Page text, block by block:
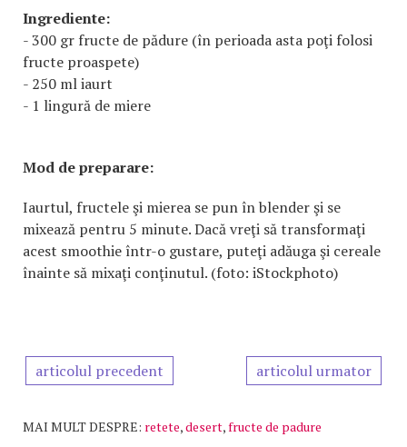
Ingrediente:
- 300 gr fructe de pădure (în perioada asta poţi folosi
fructe proaspete)
- 250 ml iaurt
- 1 lingură de miere
Mod de preparare:
Iaurtul, fructele şi mierea se pun în blender şi se
mixează pentru 5 minute. Dacă vreţi să transformaţi
acest smoothie într-o gustare, puteţi adăuga şi cereale
înainte să mixaţi conţinutul. (foto: iStockphoto)
articolul precedent articolul urmator
MAI MULT DESPRE: retete,desert,fructe de padure